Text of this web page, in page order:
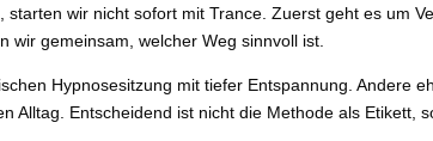
wir nicht sofort mit Trance. Zuerst geht es um
wir gemeinsam, welcher Weg sinnvoll ist.
Hypnosesitzung mit tiefer Entspannung. Andere
Alltag. Entscheidend ist nicht die Methode als Etikett,